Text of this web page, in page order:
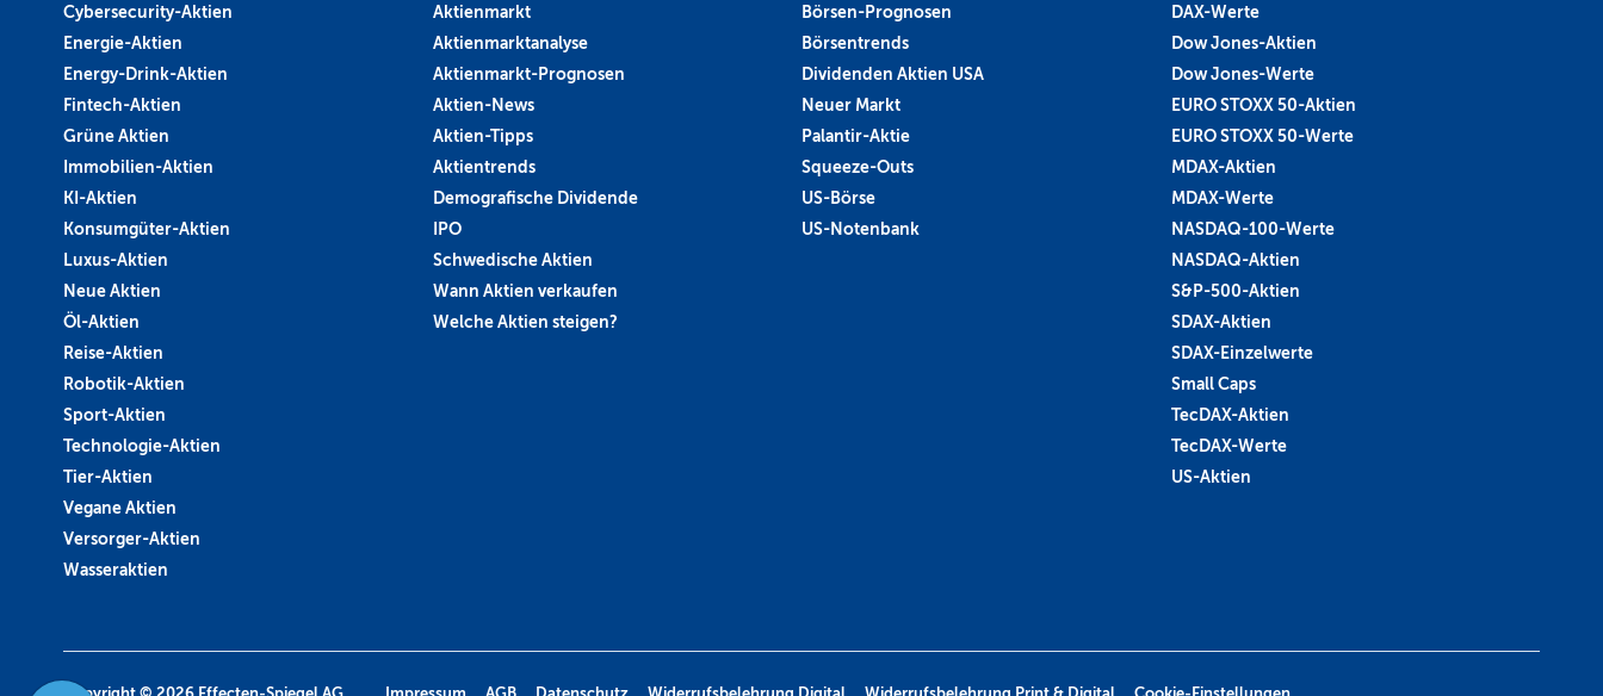
Cybersecurity-Aktien
Energie-Aktien
Energy-Drink-Aktien
Fintech-Aktien
Grüne Aktien
Immobilien-Aktien
KI-Aktien
Konsumgüter-Aktien
Luxus-Aktien
Neue Aktien
Öl-Aktien
Reise-Aktien
Robotik-Aktien
Sport-Aktien
Technologie-Aktien
Tier-Aktien
Vegane Aktien
Versorger-Aktien
Wasseraktien
Aktienmarkt
Aktienmarktanalyse
Aktienmarkt-Prognosen
Aktien-News
Aktien-Tipps
Aktientrends
Demografische Dividende
IPO
Schwedische Aktien
Wann Aktien verkaufen
Welche Aktien steigen?
Börsen-Prognosen
Börsentrends
Dividenden Aktien USA
Neuer Markt
Palantir-Aktie
Squeeze-Outs
US-Börse
US-Notenbank
DAX-Werte
Dow Jones-Aktien
Dow Jones-Werte
EURO STOXX 50-Aktien
EURO STOXX 50-Werte
MDAX-Aktien
MDAX-Werte
NASDAQ-100-Werte
NASDAQ-Aktien
S&P-500-Aktien
SDAX-Aktien
SDAX-Einzelwerte
Small Caps
TecDAX-Aktien
TecDAX-Werte
US-Aktien